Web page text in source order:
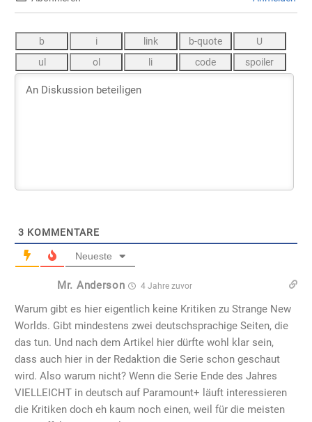
3 KOMMENTARE
Neueste
Mr. Anderson 4 Jahre zuvor
Warum gibt es hier eigentlich keine Kritiken zu Strange New
Worlds. Gibt mindestens zwei deutschsprachige Seiten, die
das tun. Und nach dem Artikel hier dürfte wohl klar sein,
dass auch hier in der Redaktion die Serie schon geschaut
wird. Also warum nicht? Wenn die Serie Ende des Jahres
VIELLEICHT in deutsch auf Paramount+ läuft interessieren
die Kritiken doch eh kaum noch einen, weil für die meisten